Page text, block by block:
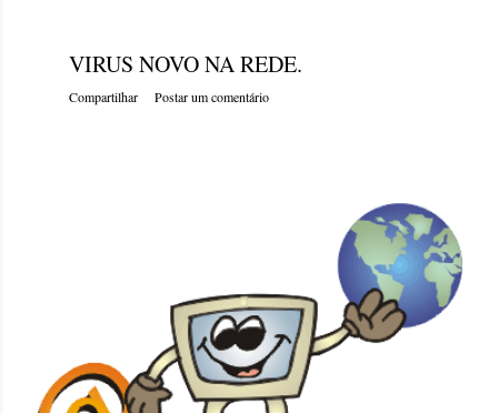
VIRUS NOVO NA REDE.
Compartilhar Postar um comentário